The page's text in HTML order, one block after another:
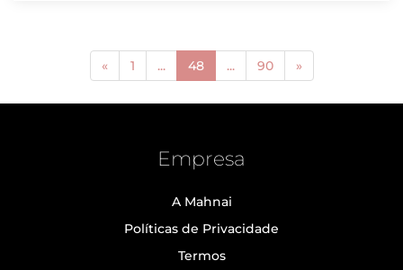
« 1 ... 48(current)
... 90 »
Empresa
A Mahnai
Políticas de Privacidade
Termos